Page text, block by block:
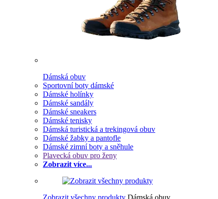
Dámská obuv
Sportovní boty dámské
Dámské holínky
Dámské sandály
Dámské sneakers
Dámské tenisky
Dámská turistická a trekingová obuv
Dámské žabky a pantofle
Dámské zimní boty a sněhule
Plavecká obuv pro ženy
Zobrazit více...
Zobrazit všechny produkty Dámská obuv